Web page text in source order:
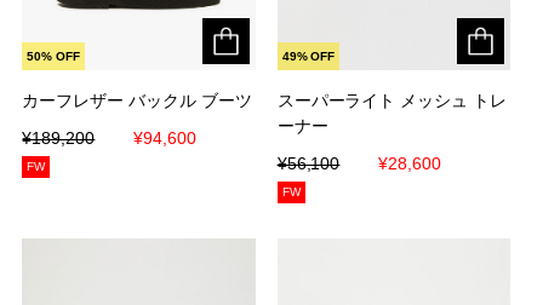
カーフレザー バックル ブーツ
¥189,200
¥94,600
50% OFF
カーフレザー バックル ブーツ
¥189,200
¥94,600
FW
スーパーライト メッシュ トレ
ーナー
¥56,100
¥28,600
49% OFF
スーパーライト メッシュ トレ
ーナー
¥56,100
¥28,600
FW